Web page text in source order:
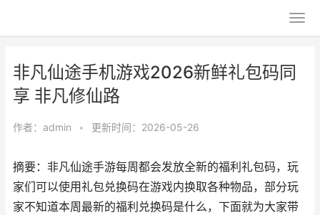
非凡仙途手机游戏2026新鲜礼包码同
享 非凡修仙路
作者： admin • 更新时间：2026-05-26
摘要：非凡仙途手游每周都会发放全新的福利礼包码，玩
家们可以使用礼包兑换码在游戏内换取各种物品，部分玩
家不知道本周最新的福利兑换码是什么，下面就为大家带